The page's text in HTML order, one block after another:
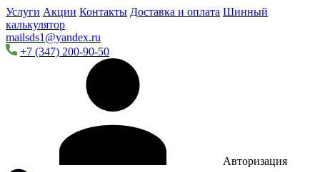
Услуги Акции Контакты Доставка и оплата Шинный
калькулятор
mailsds1@yandex.ru
+7 (347) 200-90-50
Авторизация